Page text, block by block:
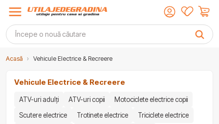
Acasă › Vehicule Electrice & Recreere
Vehicule Electrice & Recreere
ATV-uri adulți ATV-uri copii
Motociclete electrice copii
Scutere electrice
Trotinete electrice
Triciclete electrice